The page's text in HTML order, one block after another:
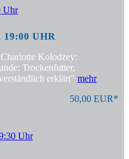
19:00 UHR
Kolodzey:
Trockenfutter,
erklärt" mehr
50,00 EUR*